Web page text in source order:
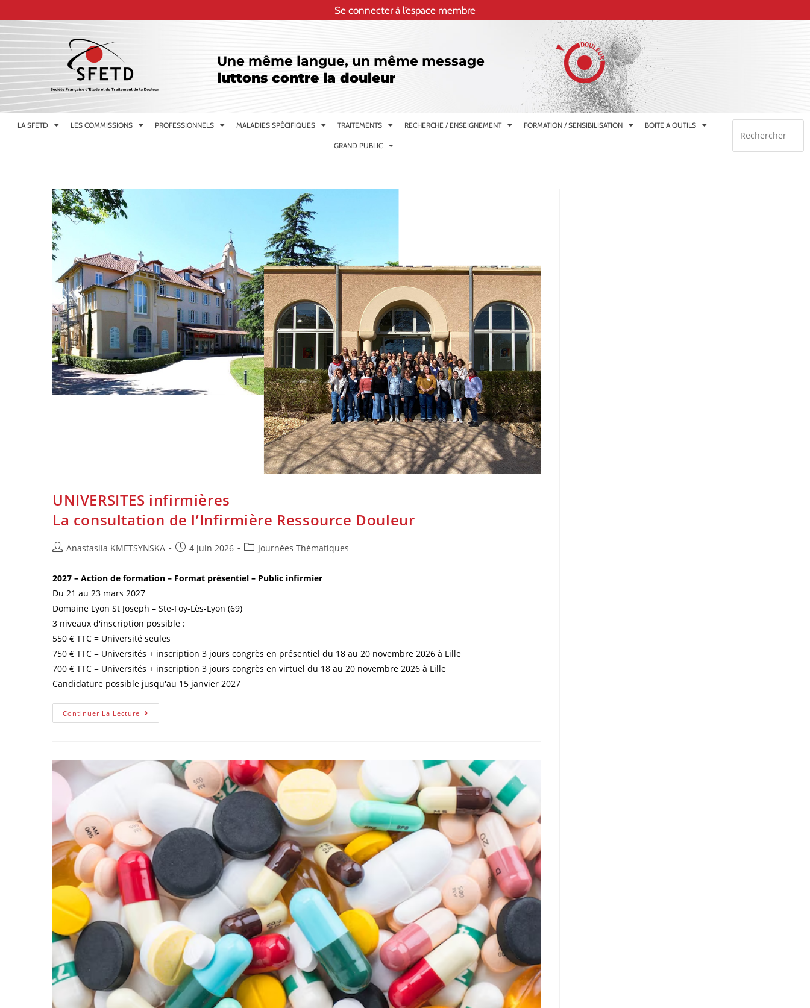
Se connecter à l’espace membre
Une même langue, un même message
luttons contre la douleur
LA SFETD LES COMMISSIONS PROFESSIONNELS MALADIES SPÉCIFIQUES TRAITEMENTS RECHERCHE / ENSEIGNEMENT FORMATION / SENSIBILISATION BOITE A OUTILS
GRAND PUBLIC
UNIVERSITES infirmières
La consultation de l’Infirmière Ressource Douleur
Anastasiia KMETSYNSKA 4 juin 2026 Journées Thématiques
2027 – Action de formation – Format présentiel – Public infirmier
Du 21 au 23 mars 2027
Domaine Lyon St Joseph – Ste-Foy-Lès-Lyon (69)
3 niveaux d'inscription possible :
550 € TTC = Université seules
750 € TTC = Universités + inscription 3 jours congrès en présentiel du 18 au 20 novembre 2026 à Lille
700 € TTC = Universités + inscription 3 jours congrès en virtuel du 18 au 20 novembre 2026 à Lille
Candidature possible jusqu'au 15 janvier 2027
Continuer La Lecture